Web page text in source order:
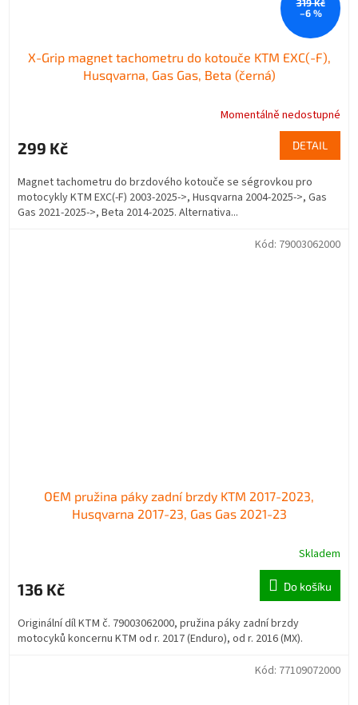
319 Kč
–6 %
X-Grip magnet tachometru do kotouče KTM EXC(-F),
Husqvarna, Gas Gas, Beta (černá)
Momentálně nedostupné
299 Kč DETAIL
Magnet tachometru do brzdového kotouče se ségrovkou pro
motocykly KTM EXC(-F) 2003-2025->, Husqvarna 2004-2025->, Gas
Gas 2021-2025->, Beta 2014-2025. Alternativa...
OEM pružina páky zadní brzdy KTM 2017-2023,
Husqvarna 2017-23, Gas Gas 2021-23
Skladem
136 Kč Do košíku
Originální díl KTM č. 79003062000, pružina páky zadní brzdy
motocyků koncernu KTM od r. 2017 (Enduro), od r. 2016 (MX).
Kód: 79003062000
Kód: 77109072000